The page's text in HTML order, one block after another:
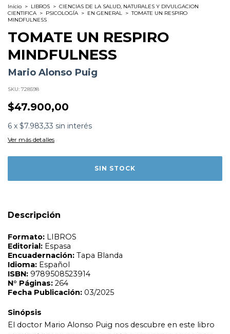
Inicio > LIBROS > CIENCIAS DE LA SALUD, NATURALES Y DIVULGACION
CIENTIFICA > PSICOLOGÍA > EN GENERAL > TOMATE UN RESPIRO
MINDFULNESS
TOMATE UN RESPIRO
MINDFULNESS
Mario Alonso Puig
SKU: 728598
$47.900,00
6 x $7.983,33 sin interés
Ver más detalles
Descripción
Editorial:Espasa
Idioma:Español
N°Páginas:264
Sinópsis
como son. Con una sólida base científica y apoyado en
enseña a mantener la calma en medio de la tempestad.
De esta manera conseguirás sentirte plenamente
presente para captar una realidad que normalmente se
nos escapa. Esta práctica meditativa te permitirá
observar con mente abierta y curiosa el flujo de
pensamientos, sensaciones y sentimientos como
camino indispensable para descubrir un nuevo mundo
pueden alcanzar lo imposible. Si quieres aprender a
transformar los desafíos en oportunidades, este es tu